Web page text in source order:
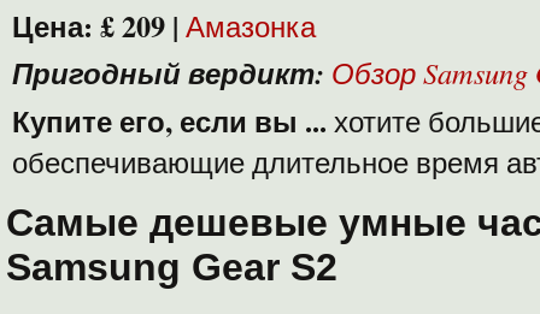
Цена: £ 209 | Амазонка
Пригодный вердикт: Обзор Samsung
Купите его, если вы ... хотите
обеспечивающие длительное время
Самые дешевые умные
Samsung Gear S2